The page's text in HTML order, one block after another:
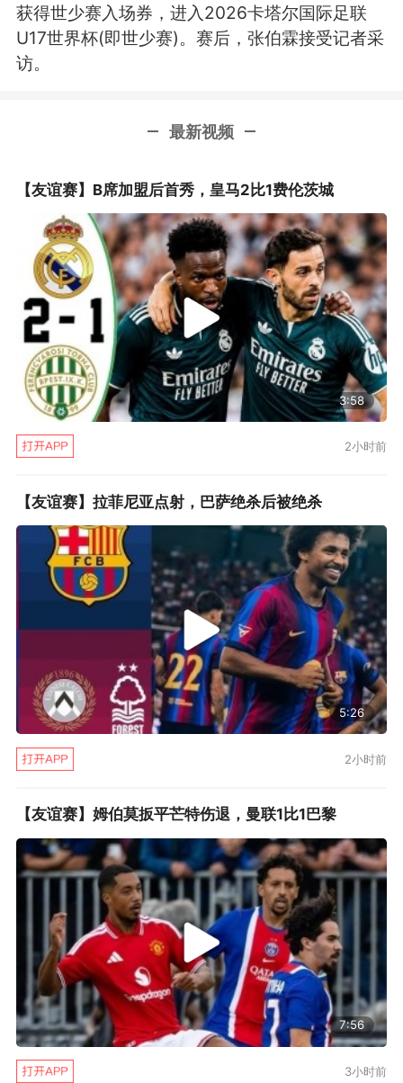
获得世少赛入场券，进入2026卡塔尔国际足联
U17世界杯(即世少赛)。赛后，张伯霖接受记者采
访。
最新视频
【友谊赛】B席加盟后首秀，皇马2比1费伦茨城
3:58
2小时前
【友谊赛】拉菲尼亚点射，巴萨绝杀后被绝杀
5:26
2小时前
【友谊赛】姆伯莫扳平芒特伤退，曼联1比1巴黎
7:56
3小时前